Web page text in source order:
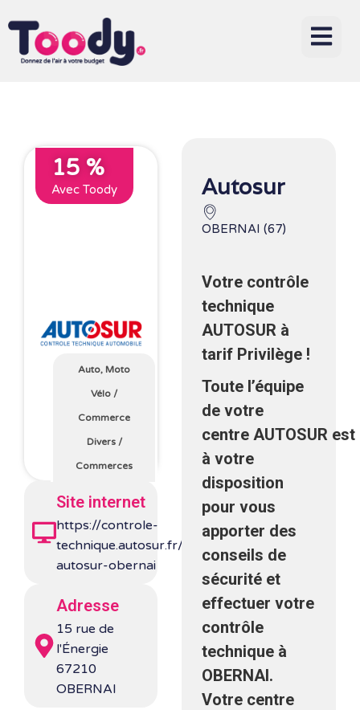
15 %
Avec Toody
Auto, Moto
Vélo /
Commerce
Divers/
Commerces
Site internet
https://controle-
technique.autosur.fr/125-
autosur-obernai
Adresse
15 rue de
l'Énergie
67210
OBERNAI
Autosur
OBERNAI (67)
Votre contrôle
technique
AUTOSUR à
tarif Privilège !
Toute l’équipe
de votre
centre AUTOSUR est
à votre
disposition
pour vous
apporter des
conseils de
sécurité et
effectuer votre
contrôle
technique à
OBERNAI.
Votre centre